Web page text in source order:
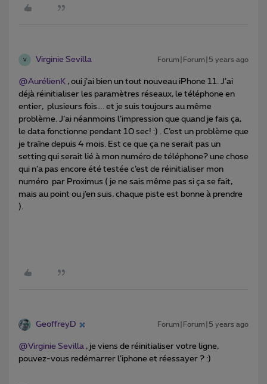
V Virginie Sevilla Forum|Forum|5 years ago
@AurélienK , oui j’ai bien un tout nouveau iPhone 11. J’ai
déjà réinitialiser les paramètres réseaux, le téléphone en
entier, plusieurs fois…. et je suis toujours au même
problème. J’ai néanmoins l’impression que quand je fais ça,
le data fonctionne pendant 10 sec! :) . C’est un problème que
je traîne depuis 4 mois. Est ce que ça ne serait pas un
setting qui serait lié à mon numéro de téléphone? une chose
qui n’a pas encore été testée c’est de réinitialiser mon
numéro par Proximus ( je ne sais même pas si ça se fait,
mais au point ou j’en suis, chaque piste est bonne à prendre
).
GeoffreyD Forum|Forum|5 years ago
@Virginie Sevilla , je viens de réinitialiser votre ligne,
pouvez-vous redémarrer l’iphone et réessayer ? :)